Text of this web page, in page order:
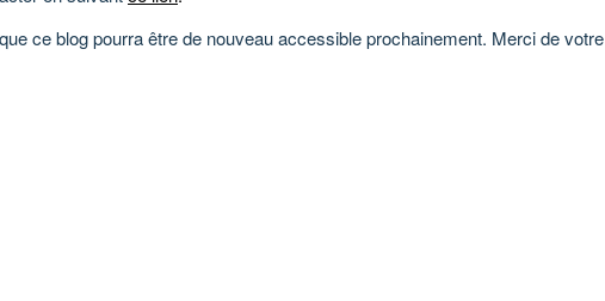
ce blog pourra être de nouveau accessible prochainement. Merci de votre